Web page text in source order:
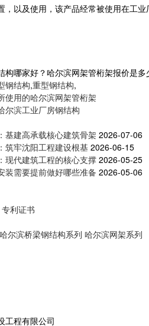
，以及使用，该产品经常被使用在工业
构哪家好？哈尔滨网架管桁架报价是
钢结构,重型钢结构,
使用的哈尔滨网架管桁架
尔滨工业厂房钢结构
基建高承载核心建筑骨架 2026-07-06
筑牢沈阳工程建设根基 2026-06-15
现代建筑工程的核心支撑 2026-05-25
装需要提前做好哪些准备 2026-05-06
专利证书
哈尔滨桥梁钢结构系列 哈尔滨网架系列
工程有限公司